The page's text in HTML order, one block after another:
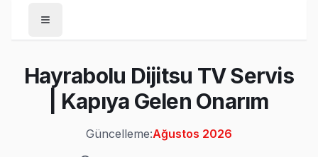
/Hayrabolu
Dijitsu
Son Güncelleme:Ağustos 2026
Hayrabolu Dijitsu TV Servis
| Kapıya Gelen Onarım
Güncelleme:Ağustos 2026